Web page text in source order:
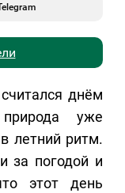
днём
уже
летний ритм.
за погодой и
этот день